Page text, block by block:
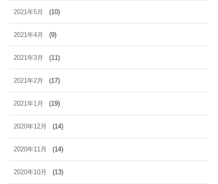
2021年5月 (10)
2021年4月 (9)
2021年3月 (11)
2021年2月 (17)
2021年1月 (19)
2020年12月 (14)
2020年11月 (14)
2020年10月 (13)